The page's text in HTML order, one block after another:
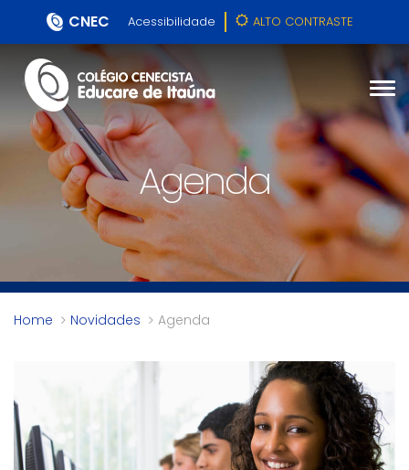
CNEC Acessibilidade ALTO CONTRASTE
Agenda
Home Novidades Agenda